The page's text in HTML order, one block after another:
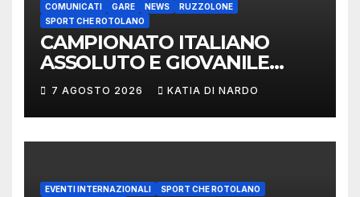
COMUNICATI GARE NEWS
RUZZOLONE
SPORT CHE ROTOLANO
CAMPIONATO ITALIANO
ASSOLUTO E GIOVANILE
LANCIO DEL RUZZOLONE
7 AGOSTO 2026 KATIA DI NARDO
EVENTI INTERNAZIONALI
SPORT CHE ROTOLANO